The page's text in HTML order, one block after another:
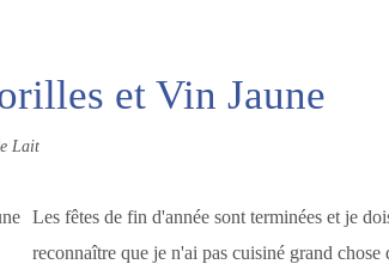
et Vin Jaune
Lait
Les fêtes de fin d'année sont terminées et je
reconnaître que je n'ai pas cuisiné grand chose